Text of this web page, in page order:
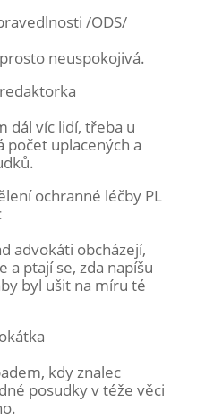
/ODS/
neuspokojivá.
dál víc lidí, třeba u
počet uplacených a
ochranné léčby PL
advokáti obcházejí,
a ptají se, zda napíšu
byl ušit na míru té
kdy znalec
posudky v téže věci